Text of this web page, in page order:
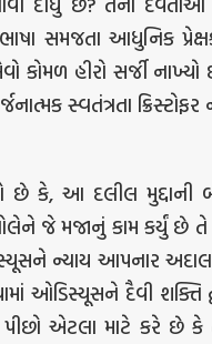
ભાષા સમજતા આધુનિક
કોમળ હીરો સર્જી
સ્વતંત્રતા
કે, આ દલીલ મુદ્દાની
જે મજાનું કામ કર્યું
ન્યાય આપનાર
ઓડિસ્યૂસને દૈવી શક્તિ
એટલા માટે કરે છે કે